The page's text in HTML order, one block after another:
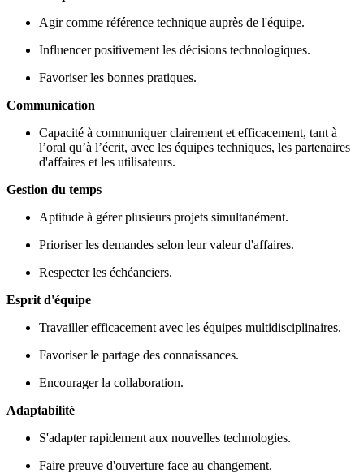
Agir comme référence technique auprès de l'équipe.
Influencer positivement les décisions technologiques.
Favoriser les bonnes pratiques.
Communication
Capacité à communiquer clairement et efficacement, tant à
l’oral qu’à l’écrit, avec les équipes techniques, les partenaires
d'affaires et les utilisateurs.
Gestion du temps
Aptitude à gérer plusieurs projets simultanément.
Prioriser les demandes selon leur valeur d'affaires.
Respecter les échéanciers.
Esprit d'équipe
Travailler efficacement avec les équipes multidisciplinaires.
Favoriser le partage des connaissances.
Encourager la collaboration.
Adaptabilité
S'adapter rapidement aux nouvelles technologies.
Faire preuve d'ouverture face au changement.